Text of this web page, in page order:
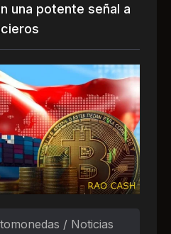
una potente señal a
/ Noticias